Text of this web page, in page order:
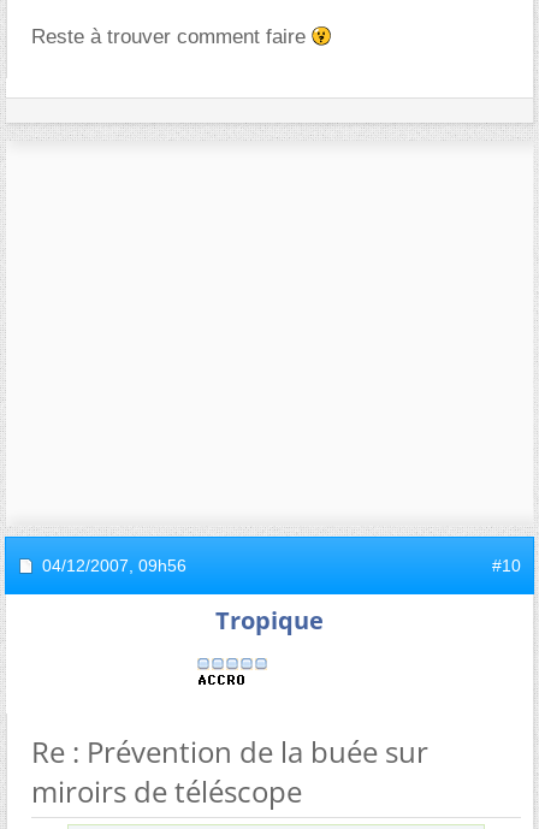
Reste à trouver comment faire
04/12/2007, 09h56 #10
Tropique
Re : Prévention de la buée sur
miroirs de téléscope